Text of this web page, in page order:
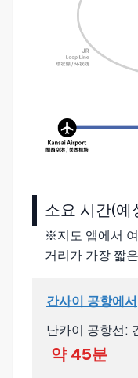
소요 시간(예
※지도 앱에서
거리가 가장 짧
간사이 공항에서
난카이 공항선:
약 45분